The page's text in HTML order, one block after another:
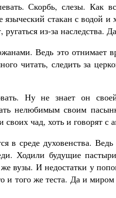
Скорбь, слезы. Как
языческий стакан с водой
из-за наследства.
Ведь это
читать, следить за
Ну не знает он
нелюбимым своим
чад, хоть и говорят с
в среде духовенства.
Ходили будущие
вузы. И недостатки у
и того же теста. Да и